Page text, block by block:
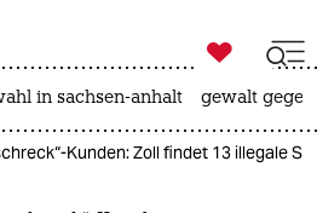
zahl ich
ich

taz zahl ich
in sachsen-anhalt gewalt
Kunden: Zoll findet 13 illegale